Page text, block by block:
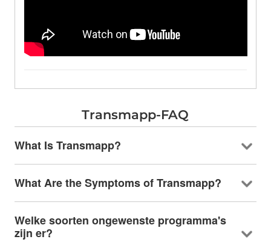
Transmapp-FAQ
What Is Transmapp?
What Are the Symptoms of Transmapp?
Welke soorten ongewenste programma's
zijn er?